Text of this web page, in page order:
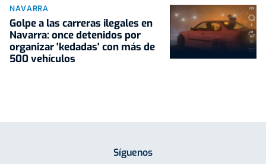
NAVARRA
Golpe a las carreras ilegales en
Navarra: once detenidos por
organizar 'kedadas' con más de
500 vehículos
Síguenos